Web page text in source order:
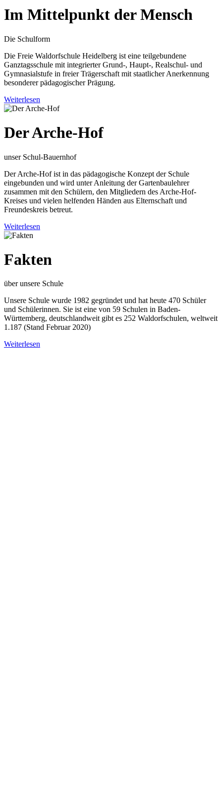
Im Mittelpunkt der Mensch
Die Schulform
Die Freie Waldorfschule Heidelberg ist eine teilgebundene
Ganztagsschule mit integrierter Grund-, Haupt-, Realschul- und
Gymnasialstufe in freier Trägerschaft mit staatlicher Anerkennung
besonderer pädagogischer Prägung.
Weiterlesen
Der Arche-Hof
unser Schul-Bauernhof
Der Arche-Hof ist in das pädagogische Konzept der Schule
eingebunden und wird unter Anleitung der Gartenbaulehrer
zusammen mit den Schülern, den Mitgliedern des Arche-Hof-
Kreises und vielen helfenden Händen aus Elternschaft und
Freundeskreis betreut.
Weiterlesen
Fakten
über unsere Schule
Unsere Schule wurde 1982 gegründet und hat heute 470 Schüler
und Schülerinnen. Sie ist eine von 59 Schulen in Baden-
Württemberg, deutschlandweit gibt es 252 Waldorfschulen, weltweit
1.187 (Stand Februar 2020)
Weiterlesen